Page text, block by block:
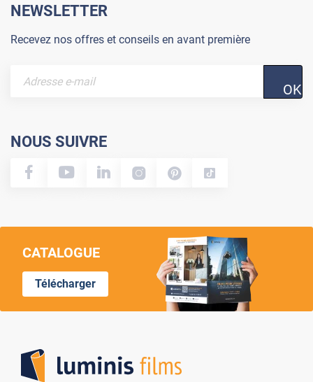
NEWSLETTER
Recevez nos offres et conseils en avant première
OK
NOUS SUIVRE
CATALOGUE
Télécharger